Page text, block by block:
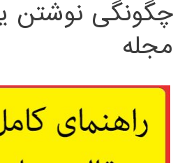
چگونگی نوشتن
مجله